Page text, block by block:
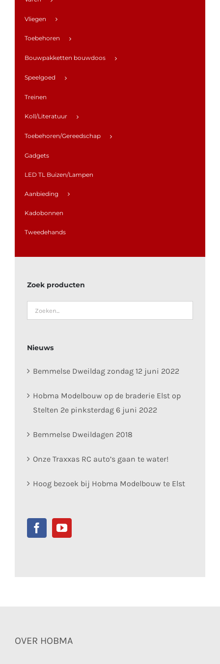
Vliegen
Toebehoren
Bouwpakketten bouwdoos
Speelgoed
Treinen
Koll/Literatuur
Toebehoren/Gereedschap
Gadgets
LED TL Buizen/Lampen
Aanbieding
Kadobonnen
Tweedehands
Zoek producten
Nieuws
Bemmelse Dweildag zondag 12 juni 2022
Hobma Modelbouw op de braderie Elst op
Stelten 2e pinksterdag 6 juni 2022
Bemmelse Dweildagen 2018
Onze Traxxas RC auto’s gaan te water!
Hoog bezoek bij Hobma Modelbouw te Elst
OVER HOBMA